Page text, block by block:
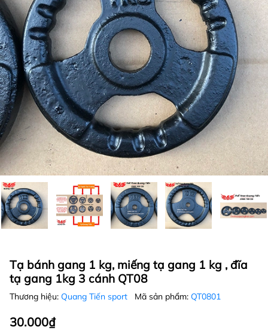
Tạ bánh gang 1 kg, miếng tạ gang 1 kg , đĩa
tạ gang 1kg 3 cánh QT08
Thương hiệu: Quang Tiến sport Mã sản phẩm: QT0801
30.000₫